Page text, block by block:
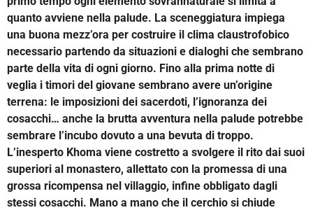
quanto avviene nella palude. La sceneggiatura impiega
una buona mezz’ora per costruire il clima claustrofobico
necessario partendo da situazioni e dialoghi che sembrano
parte della vita di ogni giorno. Fino alla prima notte di
veglia i timori del giovane sembrano avere un’origine
terrena: le imposizioni dei sacerdoti, l’ignoranza dei
cosacchi… anche la brutta avventura nella palude potrebbe
sembrare l’incubo dovuto a una bevuta di troppo.
L’inesperto Khoma viene costretto a svolgere il rito dai suoi
superiori al monastero, allettato con la promessa di una
grossa ricompensa nel villaggio, infine obbligato dagli
stessi cosacchi. Mano a mano che il cerchio si chiude